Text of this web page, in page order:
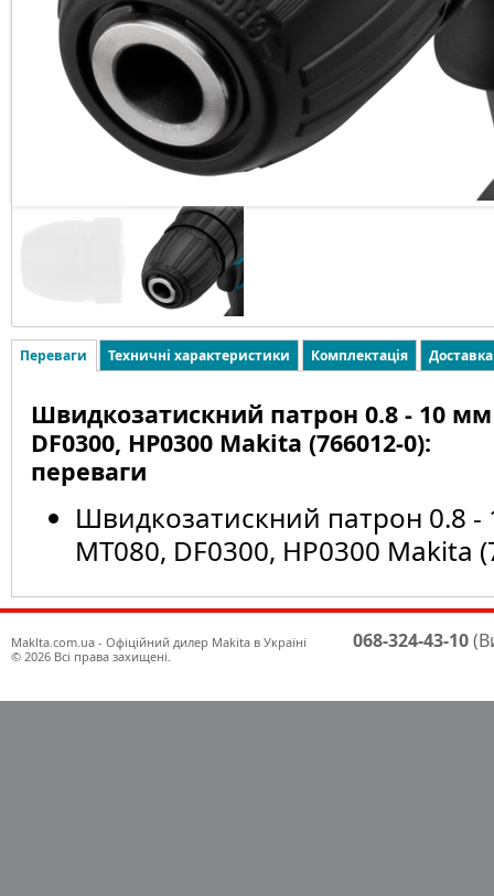
Переваги Техничні характеристики Комплектація
Швидкозатискний патрон 0.8 - 10
DF0300, HP0300 Makita (766012-0):
переваги
Швидкозатискний патрон 0.8
MT080, DF0300, HP0300 Makita
Maklta.com.ua - Офіційний дилер Makita в Україні
© 2026 Всі права захищені.
068-324-43-10